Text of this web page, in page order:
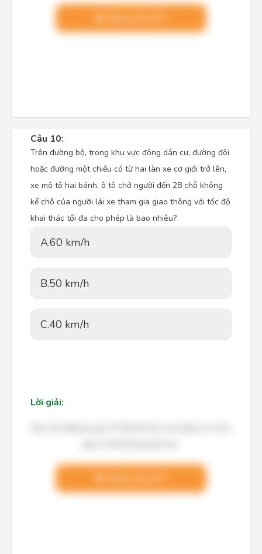
Câu 10:
Trên đường bộ, trong khu vực đông dân cư, đường đôi
hoặc đường một chiều có từ hai làn xe cơ giới trở lên,
xe mô tô hai bánh, ô tô chở người đến 28 chỗ không
kể chỗ của người lái xe tham gia giao thông với tốc độ
khai thác tối đa cho phép là bao nhiêu?
A.60 km/h
B.50 km/h
C.40 km/h
Lời giải: